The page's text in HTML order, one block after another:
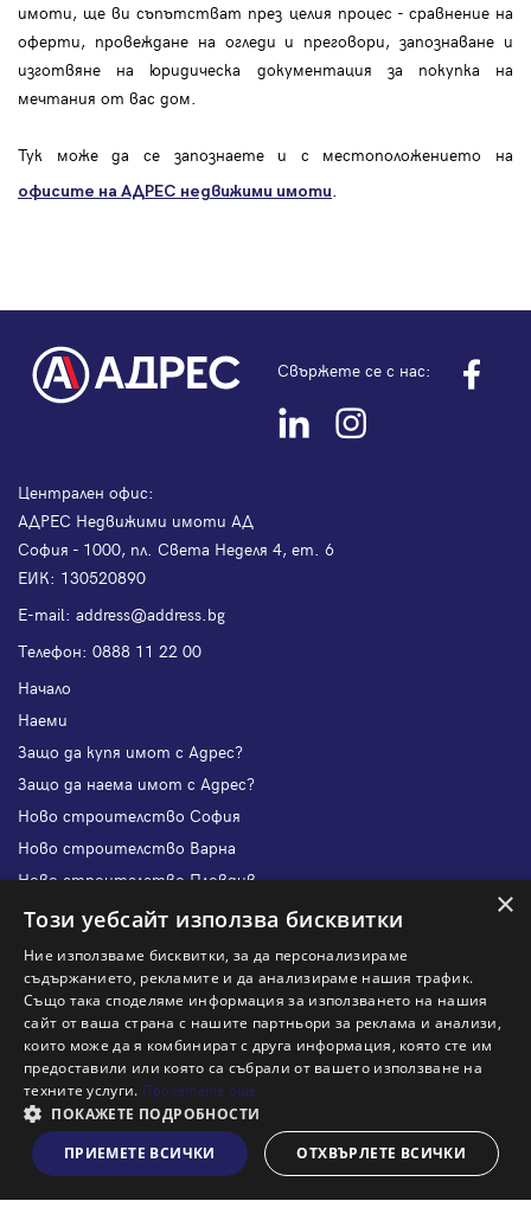
Виж на картата
имоти, ще ви съпътстват през целия процес - сравнение на
оферти, провеждане на огледи и преговори, запознаване и
изготвяне на юридическа документация за покупка на
мечтания от вас дом.
Тук може да се запознаете и с местоположението на
офисите на АДРЕС недвижими имоти.
Свържете се с нас:
Централен офис:
АДРЕС Недвижими имоти АД
София - 1000, пл. Света Неделя 4, ет. 6
ЕИК: 130520890
Е-mail: address@address.bg
Телефон: 0888 11 22 00
Начало
Наеми
Защо да купя имот с Адрес?
Защо да наема имот с Адрес?
Ново строителство София
Ново строителство Варна
Ново строителство Пловдив
Ново строителство Бургас
Защо да отдам имот с Адрес?
Наши офиси
Кариери
Кои сме ние?
Франчайз
Блог
Искаш ли да получаваш актуална информация за пазара
на недвижими имоти?
×
Този уебсайт използва бисквитки
Ние използваме бисквитки, за да персонализираме
съдържанието, рекламите и да анализираме нашия трафик.
Също така споделяме информация за използването на нашия
сайт от ваша страна с нашите партньори за реклама и анализи,
които може да я комбинират с друга информация, която сте им
предоставили или която са събрали от вашето използване на
техните услуги. Прочетете още
ПОКАЖЕТЕ ПОДРОБНОСТИ
ПРИЕМЕТЕ ВСИЧКИ
ОТХВЪРЛЕТЕ ВСИЧКИ